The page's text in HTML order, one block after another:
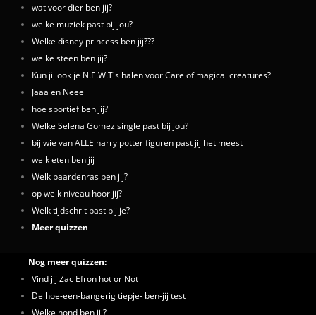
wat voor dier ben jij?
welke muziek past bij jou?
Welke disney princess ben jij???
welke steen ben jij?
Kun jij ook je N.E.W.T's halen voor Care of magical creatures?
Jaaa en Neee
hoe sportief ben jij?
Welke Selena Gomez single past bij jou?
bij wie van ALLE harry potter figuren past jij het meest
welk eten ben jij
Welk paardenras ben jij?
op welk niveau hoor jij?
Welk tijdschrit past bij je?
Meer quizzen
Nog meer quizzen:
Vind jij Zac Efron hot or Not
De hoe-een-bangerig tiepje- ben-jij test
Welke hond ben jij?